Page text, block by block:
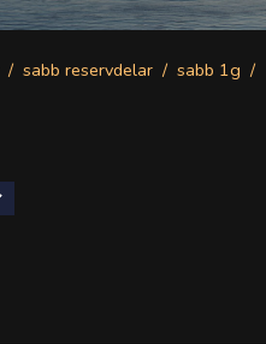
sabb reservdelar
sabb 1g